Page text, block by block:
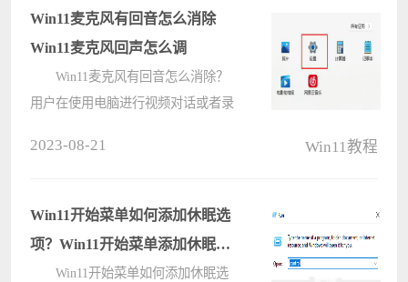
这是什么原因呢？这是因为网络证书
不匹配????
Win11麦克风有回音怎么消除
Win11麦克风回声怎么调
Win11麦克风有回音怎么消除？
用户在使用电脑进行视频对话或者录
下面小编为大家带来操作方法介绍，
快来????
2023-08-21 Win11教程
Win11开始菜单如何添加休眠选
项？Win11开始菜单添加休眠选
项的方法
Win11开始菜单如何添加休眠选